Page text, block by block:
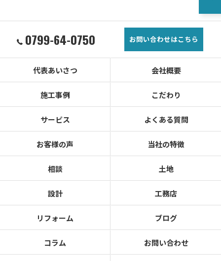
0799-64-0750 お問い合わせはこちら
代表あいさつ 会社概要
施工事例 こだわり
サービス よくある質問
お客様の声 当社の特徴
相談 土地
設計 工務店
リフォーム ブログ
コラム お問い合わせ